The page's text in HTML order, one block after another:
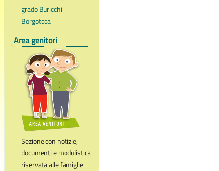
grado Buricchi
Borgoteca
Area genitori
Sezione con notizie,
documenti e modulistica
riservata alle famiglie